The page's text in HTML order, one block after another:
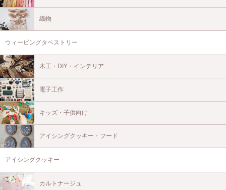
織物
ウィービングタペストリー
木工・DIY・インテリア
電子工作
キッズ・子供向け
アイシングクッキー・フード
アイシングクッキー
カルトナージュ